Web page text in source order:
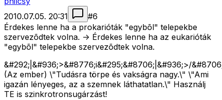
2010.07.05. 20:31
#6
Érdekes lenne ha a prokarióták "egybõl" telepekbe
szervezõdtek volna. -> Érdekes lenne ha az eukarióták
"egybõl" telepekbe szervezõdtek volna.
&#292;|&#936;>&#8776;i&#295;&#8706;|&#936;>/
(Az ember) \"Tudásra törpe és vakságra nagy.\" \"Ami
igazán lényeges, az a szemnek láthatatlan.\" Használj
TE is szinkrotronsugárzást!